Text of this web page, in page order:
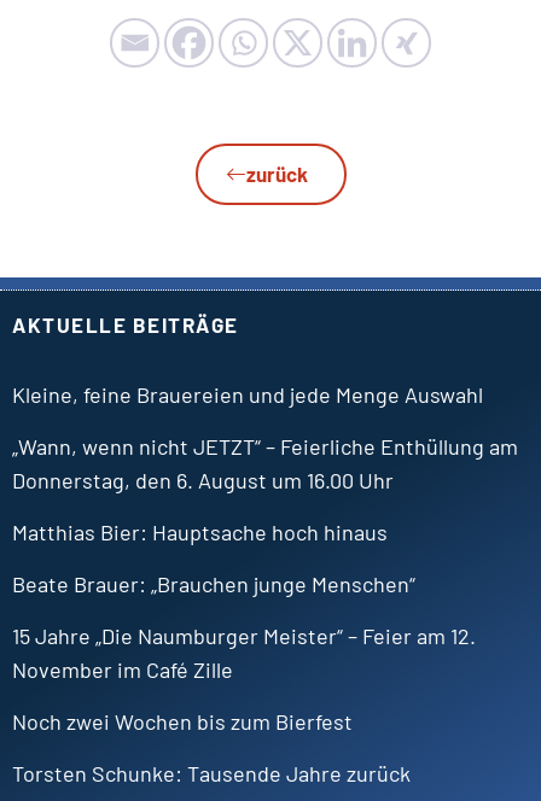
zurück
AKTUELLE BEITRÄGE
Kleine, feine Brauereien und jede Menge Auswahl
„Wann, wenn nicht JETZT“ – Feierliche Enthüllung am
Donnerstag, den 6. August um 16.00 Uhr
Matthias Bier Hauptsache hoch hinaus
Beate Brauer „Brauchen junge Menschen“
15 Jahre „Die Naumburger Meister“ – Feier am 12.
November im Café Zille
Noch zwei Wochen bis zum Bierfest
Torsten Schunke Tausende Jahre zurück